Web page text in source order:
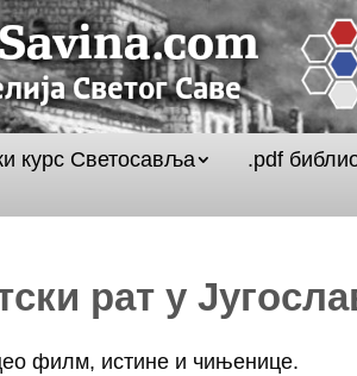
курс Светосавља .pdf
рат у
филм, истине и чињенице.